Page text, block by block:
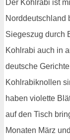
Der Kohlrabi ist
Norddeutschland
Siegeszug durch
Kohlrabi auch in
deutsche
Kohlrabiknollen
haben violette
auf den Tisch
Monaten März